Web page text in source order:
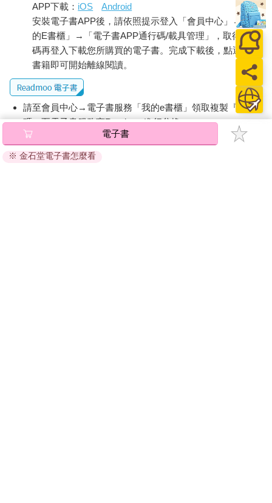
APP下載： iOS
Android
安裝電子書APP後，請依照提示登入「會員中心」→「我
的E書櫃」→「電子書APP通行碼/載具管理」，取得通行
碼再登入下載您所購買的電子書。完成下載後，點選任一
書籍即可開始離線閱讀。
請至會員中心→電子書服務「我的e書櫃」領取複製『兌換
碼』至電子書服務商Readmoo進行兌換。
退換貨須知：
因版權保護，您在金石堂所購買的電子書僅能以金石堂專屬
電子書
※ 金石堂電子書怎麼看